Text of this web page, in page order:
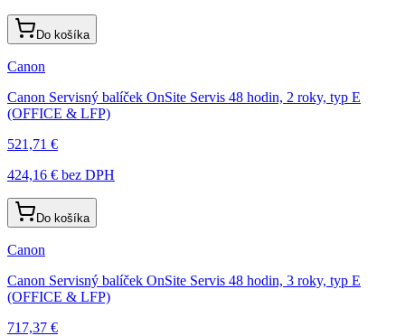
Do košíka
Canon
Canon Servisný balíček OnSite Servis 48 hodin, 2 roky, typ E
(OFFICE & LFP)
521,71 €
424,16 € bez DPH
Do košíka
Canon
Canon Servisný balíček OnSite Servis 48 hodin, 3 roky, typ E
(OFFICE & LFP)
717,37 €